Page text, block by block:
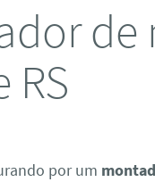
de
RS
por um